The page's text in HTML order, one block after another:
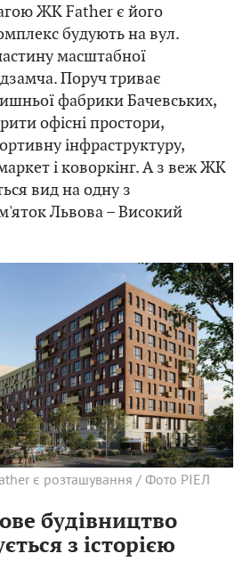
ЖК Father є його
будують на вул.
масштабної
Поруч триває
фабрики Бачевських,
офісні простори,
інфраструктуру,
і коворкінг. А з веж ЖК
вид на одну з
Львова – Високий
є розташування / Фото РІЕЛ
будівництво
з історією